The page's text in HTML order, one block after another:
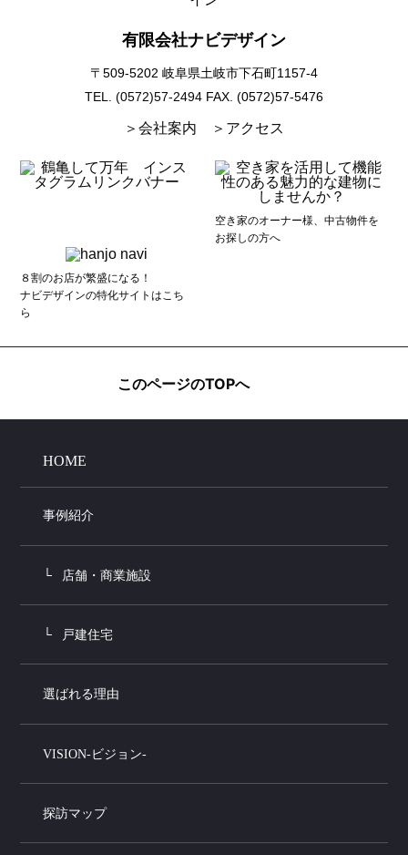
有限会社ナビデザイン
〒509-5202 岐阜県土岐市下石町1157-4
TEL. (0572)57-2494 FAX. (0572)57-5476
＞会社案内 ＞アクセス
空き家のオーナー様、中古物件を
お探しの方へ
８割のお店が繁盛になる！
ナビデザインの特化サイトはこち
ら
このページのTOPへ
HOME
事例紹介
店舗・商業施設
戸建住宅
選ばれる理由
VISION-ビジョン-
探訪マップ